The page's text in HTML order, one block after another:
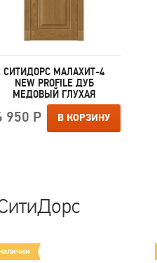
СИТИДОРС МАЛАХИТ-4
NEW PROFILE ДУБ
МЕДОВЫЙ ГЛУХАЯ
950 Р В КОРЗИНУ